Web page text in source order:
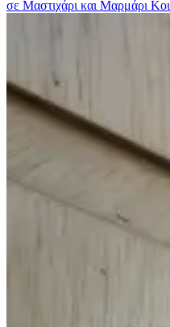
σε Μαστιχάρι και Μαρμάρι